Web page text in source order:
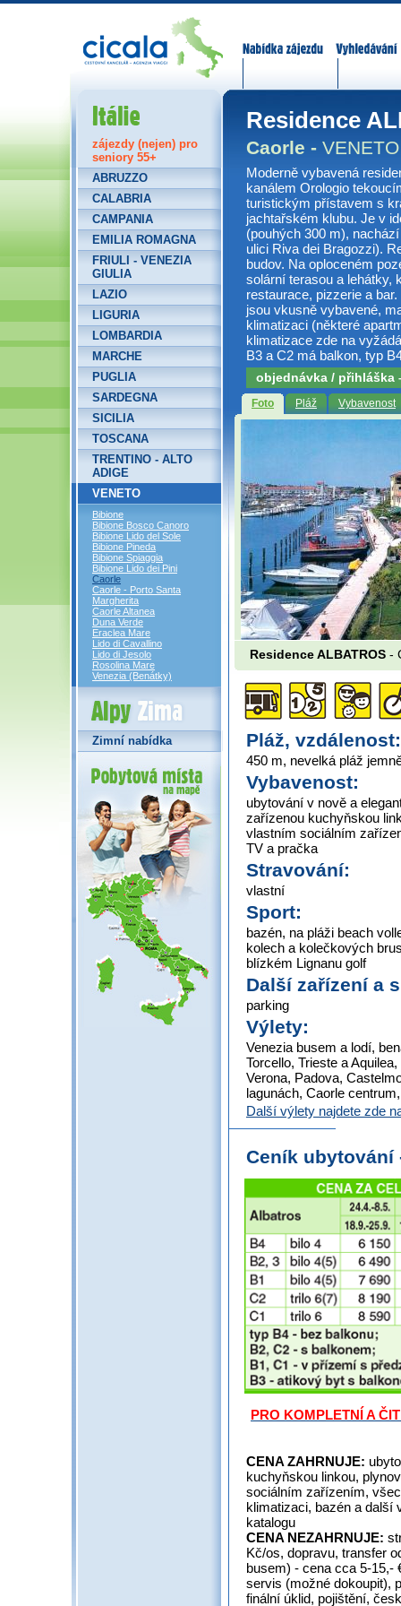
Residence
Caorle - VENETO
Moderně vybavená
kanálem Orologio
turistickým přístavem s
jachtařském klubu. Je v
(pouhých 300 m),
ulici Riva dei Bragozzi).
budov. Na oploceném
solární terasou a lehátky,
restaurace, pizzerie a
jsou vkusně vybavené,
klimatizaci (některé
klimatizace zde na
B3 a C2 má balkon, typ
objednávka / přihláška
Foto Pláž Vybavenost
Residence ALBATROS -
Pláž, vzdálenost:
450 m, nevelká pláž
Vybavenost:
ubytování v nově a
zařízenou kuchyňskou
vlastním sociálním
TV a pračka
Stravování:
vlastní
Sport:
bazén, na pláži beach
kolech a kolečkových
blízkém Lignanu golf
Další zařízení a
parking
Výlety:
Venezia busem a lodí,
Torcello, Trieste a
Verona, Padova,
lagunách, Caorle
Další výlety najdete zde
Ceník
PRO KOMPLETNÍ A
CENA ZAHRNUJE:
kuchyňskou linkou,
sociálním zařízením,
klimatizaci, bazén a další
katalogu
CENA NEZAHRNUJE:
Kč/os, dopravu, transfer
busem) - cena cca 5-15,-
servis (možné dokoupit),
finální úklid, pojištění,
Itálie
zájezdy (nejen) pro
seniory 55+
ABRUZZO
CALABRIA
CAMPANIA
EMILIA ROMAGNA
FRIULI - VENEZIA
GIULIA
LAZIO
LIGURIA
LOMBARDIA
MARCHE
PUGLIA
SARDEGNA
SICILIA
TOSCANA
TRENTINO - ALTO
ADIGE
VENETO
Bibione
Bibione Bosco Canoro
Bibione Lido del Sole
Bibione Pineda
Bibione Spiaggia
Bibione Lido dei Pini
Caorle
Caorle - Porto Santa
Margherita
Caorle Altanea
Duna Verde
Eraclea Mare
Lido di Cavallino
Lido di Jesolo
Rosolina Mare
Venezia (Benátky)
Alpy Zima
Zimní nabídka